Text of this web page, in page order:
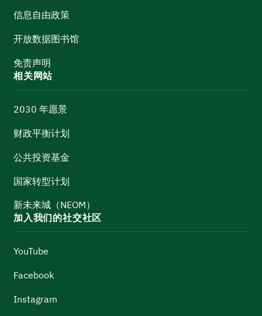
信息自由政策
开放数据图书馆
免责声明
相关网站
2030 年愿景
财政平衡计划
公共投资基金
国家转型计划
新未来城（NEOM）
加入我们的社交社区
YouTube
Facebook
Instagram